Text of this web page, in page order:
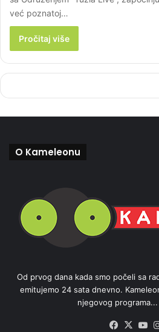
već poznatoj…
Pročitaj više
O Kameleonu
Od prvog dana kada smo počeli sa
emitujemo 24 sata dnevno.
njegovog programa...
X